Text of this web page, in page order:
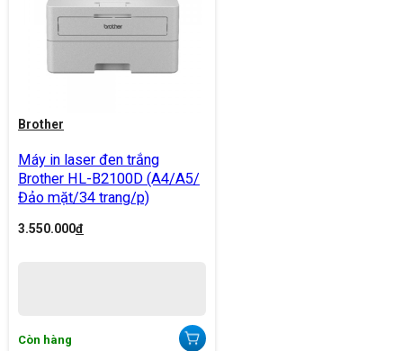
Brother
Máy in laser đen trắng
Brother HL-B2100D (A4/A5/
Đảo mặt/34 trang/p)
3.550.000đ
Còn hàng